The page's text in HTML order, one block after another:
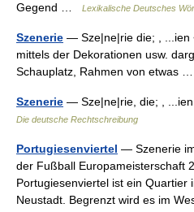
Gegend …
Lexikalische Deutsches
Szenerie — Sze|ne|rie die; , ...ien
mittels der Dekorationen usw.
Schauplatz, Rahmen von etwas
Szenerie — Sze|ne|rie, die; ,
Die deutsche Rechtschreibung
Portugiesenviertel — Szenerie
der Fußball Europameisterschaft
Portugiesenviertel ist ein Quartier
Neustadt. Begrenzt wird es im